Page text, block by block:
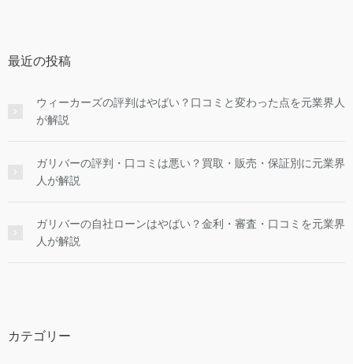
最近の投稿
ウィーカーズの評判はやばい？口コミと変わった点を元業界人
が解説
ガリバーの評判・口コミは悪い？買取・販売・保証別に元業界
人が解説
ガリバーの自社ローンはやばい？金利・審査・口コミを元業界
人が解説
カテゴリー